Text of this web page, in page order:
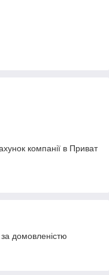
компанії в Приват
домовленістю